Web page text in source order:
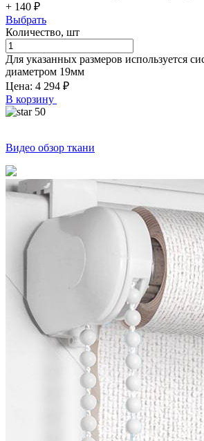
+ 140 ₽
Выбрать
Количество, шт
Для указанных размеров используется
диаметром 19мм
Цена: 4 294 ₽
В корзину
50
Видео обзор ткани